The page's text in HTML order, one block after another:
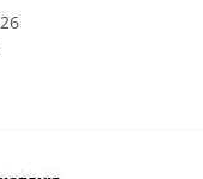
Tor Kielce